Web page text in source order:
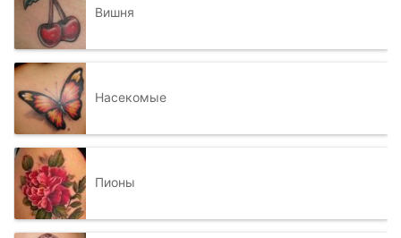
Вишня
Насекомые
Пионы